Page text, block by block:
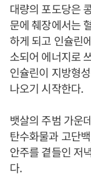
대량의 포도당은
문에 췌장에서는
하게 되고 인슐린
소되어 에너지로
인슐린이 지방형
나오기 시작한다.
뱃살의 주범 가운
탄수화물과 고단
안주를 곁들인 저
다.